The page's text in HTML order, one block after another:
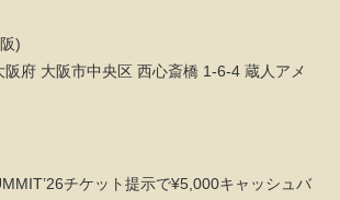
)
府 大阪市中央区 西心斎橋 1-6-4 蔵人アメ
チケット提示で¥5,000キャッシュバ